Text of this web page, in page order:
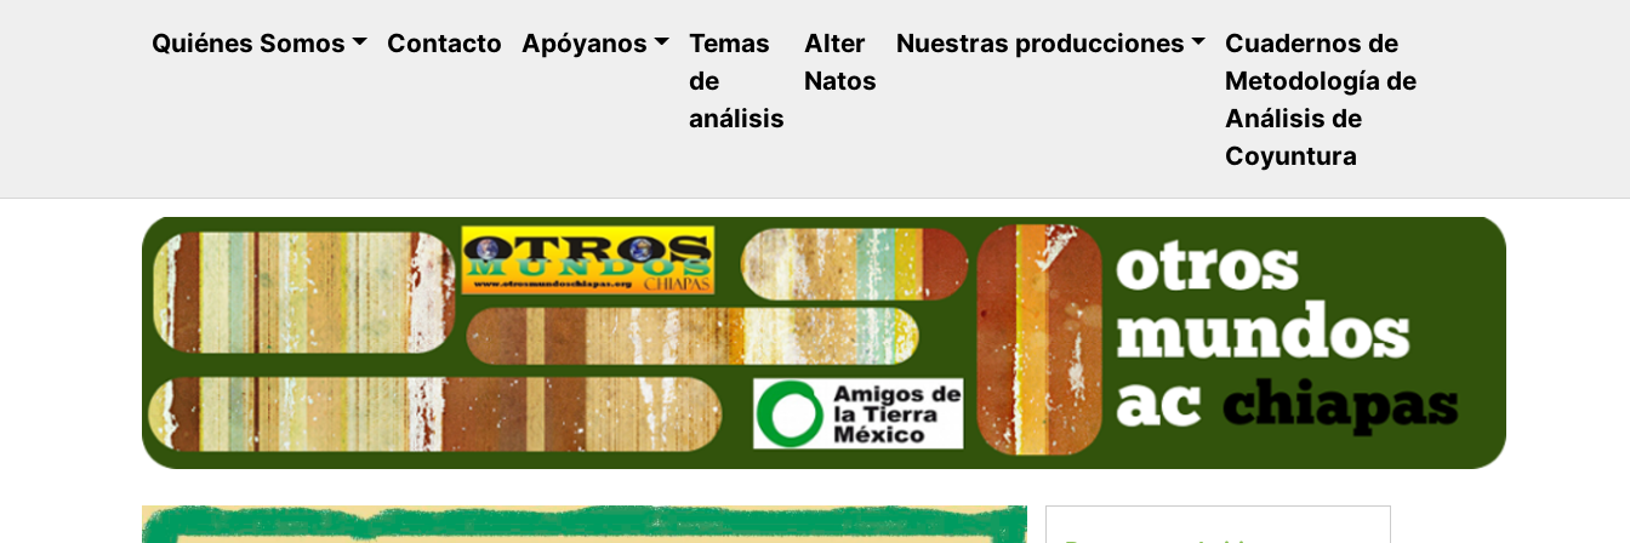
Quiénes Somos Contacto Apóyanos
Temas
de
análisis
Alter
Natos
Nuestras producciones
Cuadernos de
Metodología de
Análisis de
Coyuntura